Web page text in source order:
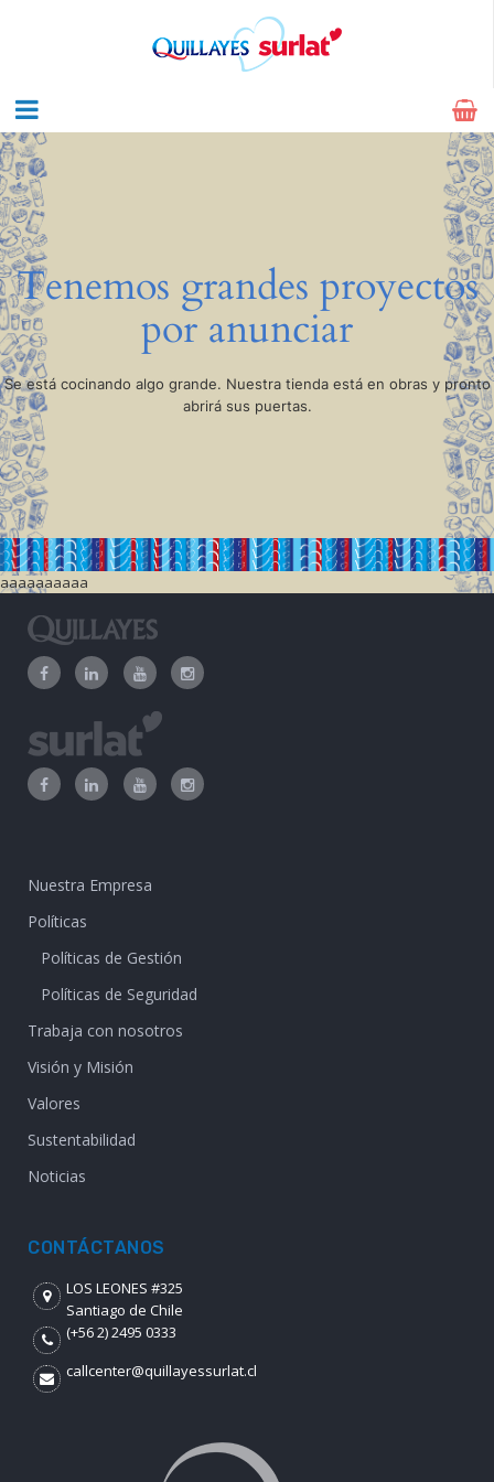
Tenemos grandes proyectos
por anunciar
Se está cocinando algo grande. Nuestra tienda está en obras y pronto
abrirá sus puertas.
aaaaaaaaaa
Nuestra Empresa
Políticas
Políticas de Gestión
Políticas de Seguridad
Trabaja con nosotros
Visión y Misión
Valores
Sustentabilidad
Noticias
CONTÁCTANOS
LOS LEONES #325
Santiago de Chile
(+56 2) 2495 0333
callcenter@quillayessurlat.cl